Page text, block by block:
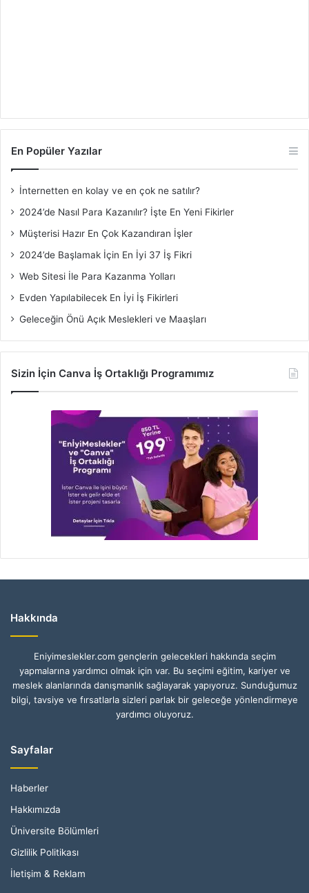
En Popüler Yazılar
İnternetten en kolay ve en çok ne satılır?
2024’de Nasıl Para Kazanılır? İşte En Yeni Fikirler
Müşterisi Hazır En Çok Kazandıran İşler
2024’de Başlamak İçin En İyi 37 İş Fikri
Web Sitesi İle Para Kazanma Yolları
Evden Yapılabilecek En İyi İş Fikirleri
Geleceğin Önü Açık Meslekleri ve Maaşları
Sizin İçin Canva İş Ortaklığı Programımız
Hakkında
Eniyimeslekler.com gençlerin gelecekleri hakkında seçim
yapmalarına yardımcı olmak için var. Bu seçimi eğitim, kariyer ve
meslek alanlarında danışmanlık sağlayarak yapıyoruz. Sunduğumuz
bilgi, tavsiye ve fırsatlarla sizleri parlak bir geleceğe yönlendirmeye
yardımcı oluyoruz.
Sayfalar
Haberler
Hakkımızda
Üniversite Bölümleri
Gizlilik Politikası
İletişim & Reklam